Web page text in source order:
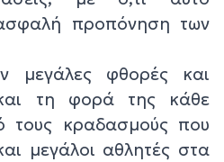
προπόνηση των
μεγάλες φθορές και
τη φορά της κάθε
τους κραδασμούς που
μεγάλοι αθλητές στα